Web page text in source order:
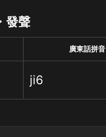
發聲
廣東話拼音
ji6